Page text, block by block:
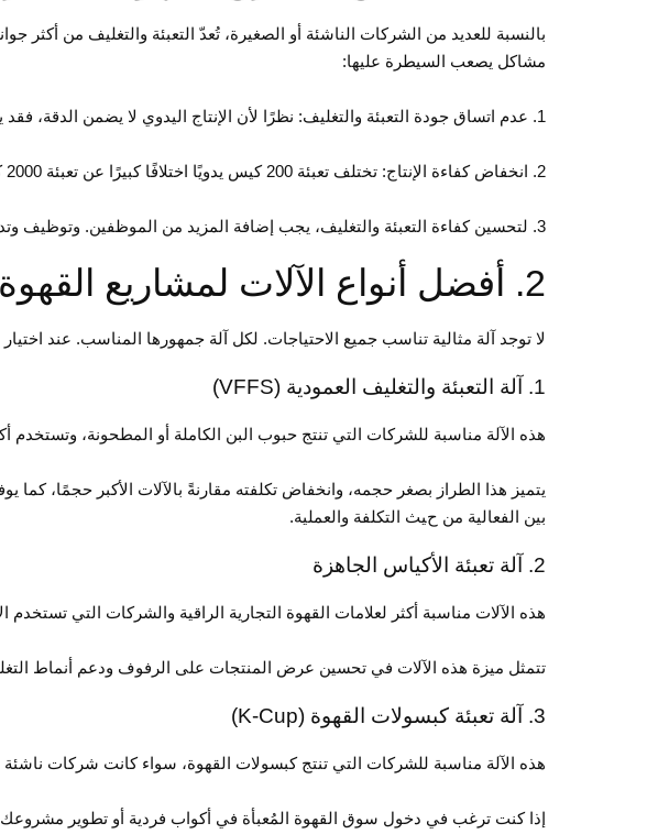
بالنسبة للعديد من الشركات الناشئة أو الصغيرة، تُعدّ التعبئة والتغليف من
مشاكل يصعب السيطرة عليها:
1. عدم اتساق جودة التعبئة والتغليف: نظرًا لأن الإنتاج اليدوي لا يضمن الدقة، فقد ينتج عنه أكياس تعبئة ناقصة أو زائدة عن الحد. وهذا يؤثر سلبًا على سمعة العلامة التجارية.
2. انخفاض كفاءة الإنتاج: تختلف تعبئة 200 كيس يدويًا اختلافًا كبيرًا عن تعبئة 2000 كيس؛ فالفارق الزمني كبير.
3. لتحسين كفاءة التعبئة والتغليف، يجب إضافة المزيد من الموظفين. وتوظيف وتدريب موظفين جدد يزيد التكاليف، كما أنه ليس بالأمر السهل.
2. أفضل أنواع الآلات لمشاريع القهوة الصغيرة
لا توجد آلة مثالية تناسب جميع الاحتياجات. لكل آلة جمهورها المناسب. عند
1. آلة التعبئة والتغليف العمودية (VFFS)
هذه الآلة مناسبة للشركات التي تنتج حبوب البن الكاملة أو المطحونة، وتستخدم
يتميز هذا الطراز بصغر حجمه، وانخفاض تكلفته مقارنةً بالآلات الأكبر حجمًا، كما
بين الفعالية من حيث التكلفة والعملية.
2. آلة تعبئة الأكياس الجاهزة
هذه الآلات مناسبة أكثر لعلامات القهوة التجارية الراقية والشركات التي
تتمثل ميزة هذه الآلات في تحسين عرض المنتجات على الرفوف ودعم أنماط
3. آلة تعبئة كبسولات القهوة (K-Cup)
هذه الآلة مناسبة للشركات التي تنتج كبسولات القهوة، سواء كانت شركات
إذا كنت ترغب في دخول سوق القهوة المُعبأة في أكواب فردية أو تطوير